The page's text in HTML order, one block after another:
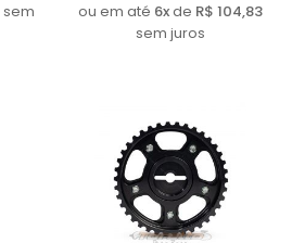
sem
ou em até 6xde R$ 104,83
sem juros